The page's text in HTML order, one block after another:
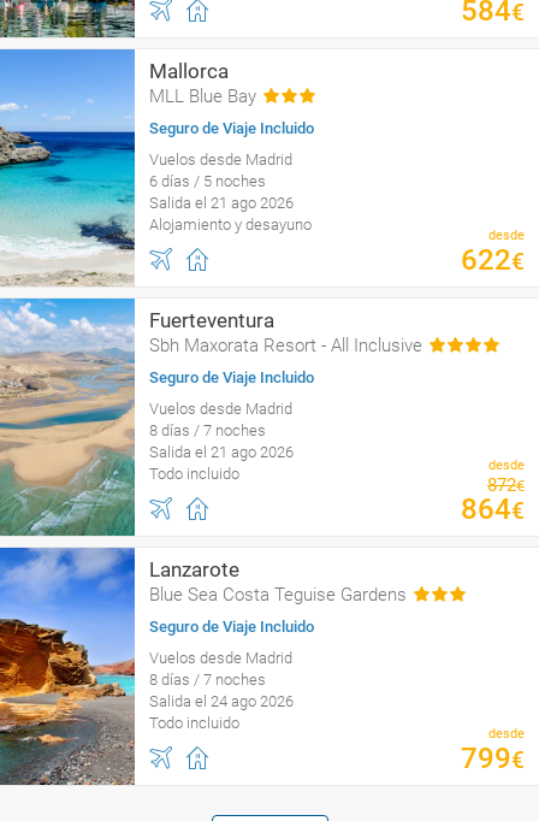
584€
Mallorca
MLL Blue Bay
Seguro de Viaje Incluido
Vuelos desde Madrid
6 días / 5 noches
Salida el 21 ago 2026
Alojamiento y desayuno
desde
622€
Fuerteventura
Sbh Maxorata Resort - All Inclusive
Seguro de Viaje Incluido
Vuelos desde Madrid
8 días / 7 noches
Salida el 21 ago 2026
Todo incluido
desde
872€
864€
Lanzarote
Blue Sea Costa Teguise Gardens
Seguro de Viaje Incluido
Vuelos desde Madrid
8 días / 7 noches
Salida el 24 ago 2026
Todo incluido
desde
799€